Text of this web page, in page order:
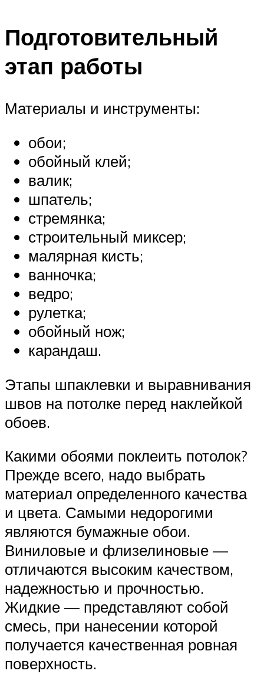
Подготовительный
этап работы
Материалы и инструменты:
обои;
обойный клей;
валик;
шпатель;
стремянка;
строительный миксер;
малярная кисть;
ванночка;
ведро;
рулетка;
обойный нож;
карандаш.
Этапы шпаклевки и выравнивания
швов на потолке перед наклейкой
обоев.
Какими обоями поклеить потолок?
Прежде всего, надо выбрать
материал определенного качества
и цвета. Самыми недорогими
являются бумажные обои.
Виниловые и флизелиновые —
отличаются высоким качеством,
надежностью и прочностью.
Жидкие — представляют собой
смесь, при нанесении которой
получается качественная ровная
поверхность.